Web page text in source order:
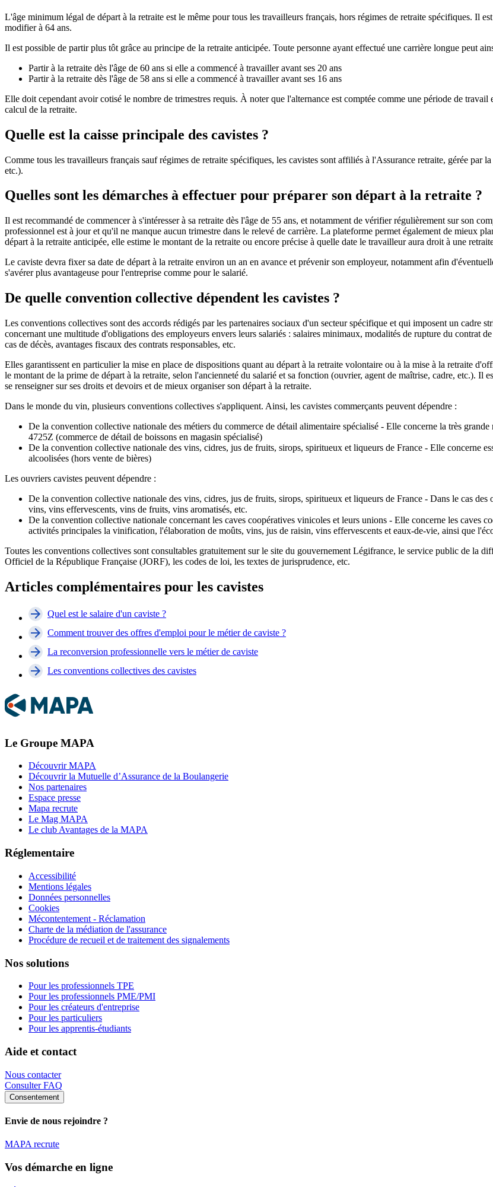
L'âge minimum légal de départ à la retraite est le même pour tous les travailleurs français, hors régimes de retraite spécifiques. Il
modifier à 64 ans.
Il est possible de partir plus tôt grâce au principe de la retraite anticipée. Toute personne ayant effectué une carrière longue peut
Partir à la retraite dès l'âge de 60 ans si elle a commencé à travailler avant ses 20 ans
Partir à la retraite dès l'âge de 58 ans si elle a commencé à travailler avant ses 16 ans
Elle doit cependant avoir cotisé le nombre de trimestres requis. À noter que l'alternance est comptée comme une période de
calcul de la retraite.
Quelle est la caisse principale des cavistes ?
Comme tous les travailleurs français sauf régimes de retraite spécifiques, les cavistes sont affiliés à l'Assurance retraite, gérée par
etc.).
Quelles sont les démarches à effectuer pour préparer son départ à la retraite ?
Il est recommandé de commencer à s'intéresser à sa retraite dès l'âge de 55 ans, et notamment de vérifier régulièrement sur son
professionnel est à jour et qu'il ne manque aucun trimestre dans le relevé de carrière. La plateforme permet également de mieux
départ à la retraite anticipée, elle estime le montant de la retraite ou encore précise à quelle date le travailleur aura droit à une
Le caviste devra fixer sa date de départ à la retraite environ un an en avance et prévenir son employeur, notamment afin
s'avérer plus avantageuse pour l'entreprise comme pour le salarié.
De quelle convention collective dépendent les cavistes ?
Les conventions collectives sont des accords rédigés par les partenaires sociaux d'un secteur spécifique et qui imposent un cadre
concernant une multitude d'obligations des employeurs envers leurs salariés : salaires minimaux, modalités de rupture du contrat
cas de décès, avantages fiscaux des contrats responsables, etc.
Elles garantissent en particulier la mise en place de dispositions quant au départ à la retraite volontaire ou à la mise à la retraite
le montant de la prime de départ à la retraite, selon l'ancienneté du salarié et sa fonction (ouvrier, agent de maîtrise, cadre, etc.).
se renseigner sur ses droits et devoirs et de mieux organiser son départ à la retraite.
Dans le monde du vin, plusieurs conventions collectives s'appliquent. Ainsi, les cavistes commerçants peuvent dépendre :
De la convention collective nationale des métiers du commerce de détail alimentaire spécialisé - Elle concerne la très
4725Z (commerce de détail de boissons en magasin spécialisé)
De la convention collective nationale des vins, cidres, jus de fruits, sirops, spiritueux et liqueurs de France - Elle concerne
alcoolisées (hors vente de bières)
Les ouvriers cavistes peuvent dépendre :
De la convention collective nationale des vins, cidres, jus de fruits, sirops, spiritueux et liqueurs de France - Dans le cas
vins, vins effervescents, vins de fruits, vins aromatisés, etc.
De la convention collective nationale concernant les caves coopératives vinicoles et leurs unions - Elle concerne les caves
activités principales la vinification, l'élaboration de moûts, vins, jus de raisin, vins effervescents et eaux-de-vie, ainsi que
Toutes les conventions collectives sont consultables gratuitement sur le site du gouvernement Légifrance, le service public de la
Officiel de la République Française (JORF), les codes de loi, les textes de jurisprudence, etc.
Articles complémentaires pour les cavistes
Quel est le salaire d'un caviste ?
Comment trouver des offres d'emploi pour le métier de caviste ?
La reconversion professionnelle vers le métier de caviste
Les conventions collectives des cavistes
Le Groupe MAPA
Découvrir MAPA
Découvrir la Mutuelle d’Assurance de la Boulangerie
Nos partenaires
Espace presse
Mapa recrute
Le Mag MAPA
Le club Avantages de la MAPA
Réglementaire
Accessibilité
Mentions légales
Données personnelles
Cookies
Mécontentement - Réclamation
Charte de la médiation de l'assurance
Procédure de recueil et de traitement des signalements
Nos solutions
Pour les professionnels TPE
Pour les professionnels PME/PMI
Pour les créateurs d'entreprise
Pour les particuliers
Pour les apprentis-étudiants
Aide et contact
Nous contacter
Consulter FAQ
Consentement
Envie de nous rejoindre ?
MAPA recrute
Vos démarche en ligne